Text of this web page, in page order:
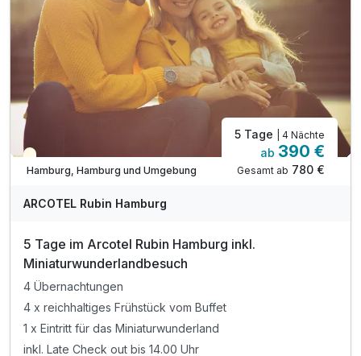
Teilweise ausgelastet
Hamburg, Hamburg und Umgebung
5 Tage | 4 Nächte
ab 390 €
Gesamt ab 780 €
ARCOTEL Rubin Hamburg
5 Tage im Arcotel Rubin Hamburg inkl.
Miniaturwunderlandbesuch
4 Übernachtungen
4 x reichhaltiges Frühstück vom Buffet
1 x Eintritt für das Miniaturwunderland
inkl. Late Check out bis 14.00 Uhr